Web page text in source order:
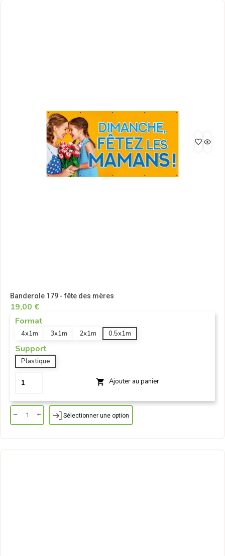
Banderole 179 - fête des mères
19,00 €
Format
4x1m 3x1m 2x1m 0.5x1m
Support
Plastique
 Ajouter au panier
Sélectionner une option